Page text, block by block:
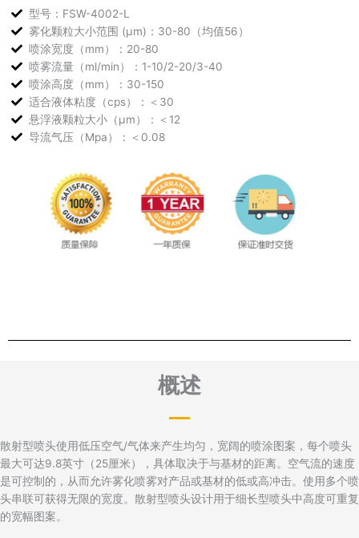
型号：FSW-4002-L
雾化颗粒大小范围 (μm)：30-80（均值56）
喷涂宽度（mm）：20-80
喷雾流量（ml/min）：1-10/2-20/3-40
喷涂高度（mm）：30-150
适合液体粘度（cps）：＜30
悬浮液颗粒大小（μm）：＜12
导流气压（Mpa）：＜0.08
概述
散射型喷头使用低压空气/气体来产生均匀，宽阔的喷涂图案，每个喷头
最大可达9.8英寸（25厘米），具体取决于与基材的距离。空气流的速度
是可控制的，从而允许雾化喷雾对产品或基材的低或高冲击。使用多个喷
头串联可获得无限的宽度。散射型喷头设计用于细长型喷头中高度可重复
的宽幅图案。